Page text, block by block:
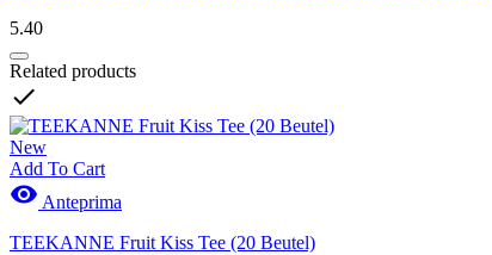
5.40
Related products

New
Add To Cart
 Anteprima
TEEKANNE Fruit Kiss Tee (20 Beutel)